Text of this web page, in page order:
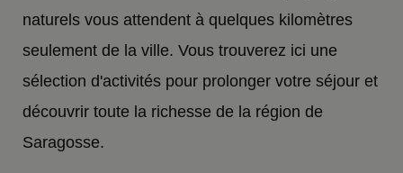
naturels vous attendent à quelques kilomètres
seulement de la ville. Vous trouverez ici une
sélection d'activités pour prolonger votre séjour et
découvrir toute la richesse de la région de
Saragosse.